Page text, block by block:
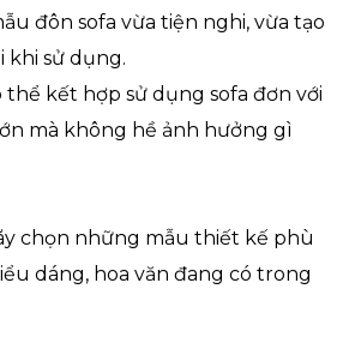
đôn sofa vừa tiện nghi, vừa tạo
khi sử dụng.
thể kết hợp sử dụng sofa đơn với
mà không hề ảnh hưởng gì
chọn những mẫu thiết kế phù
dáng, hoa văn đang có trong